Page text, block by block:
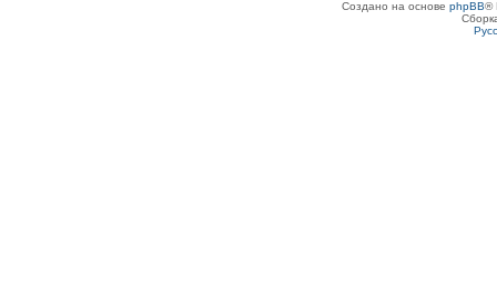
Создано на основе phpBB®